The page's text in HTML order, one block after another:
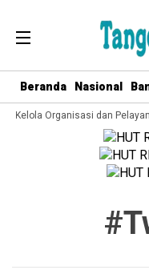
Beranda Nasional
Kelola Organisasi dan